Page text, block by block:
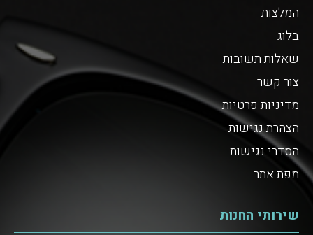
המלצות
בלוג
שאלות תשובות
צור קשר
מדיניות פרטיות
הצהרת נגישות
הסדרי נגישות
מפת אתר
שירותי החנות